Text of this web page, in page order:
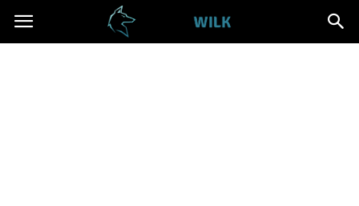
Cwanywilk.pl